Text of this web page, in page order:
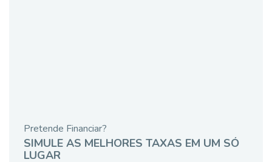
Pretende Financiar?
SIMULE AS MELHORES TAXAS EM UM SÓ
LUGAR